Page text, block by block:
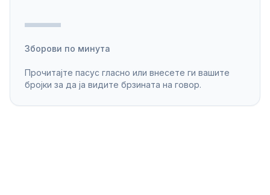
—
Зборови по минута
Прочитајте пасус гласно или внесете ги вашите
бројки за да ја видите брзината на говор.